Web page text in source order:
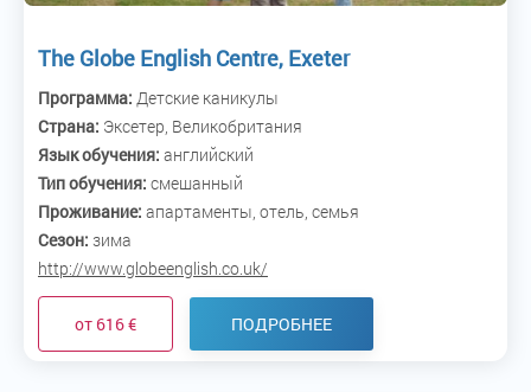
The Globe English Centre, Exeter
Программа: Детские каникулы
Страна: Эксетер, Великобритания
Язык обучения: английский
Тип обучения: смешанный
Проживание: апартаменты, отель, семья
Сезон: зима
http://www.globeenglish.co.uk/
от 616 € ПОДРОБНЕЕ